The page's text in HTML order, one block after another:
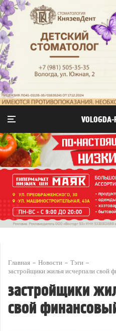
Главная Новости
Тэги
застройщики жилья исчерпали свой
застройщики
свой